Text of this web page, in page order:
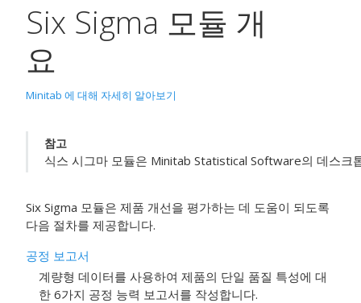
Six Sigma 모듈 개
요
Minitab 에 대해 자세히 알아보기
참고
식스 시그마 모듈은 Minitab Statistical Software의 데스크
Six Sigma 모듈은 제품 개선을 평가하는 데 도움이 되도록
다음 절차를 제공합니다.
공정 보고서
계량형 데이터를 사용하여 제품의 단일 품질 특성에 대
한 6가지 공정 능력 보고서를 작성합니다.